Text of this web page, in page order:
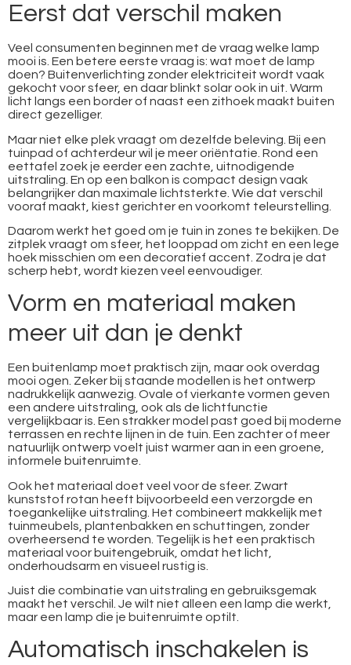
Eerst dat verschil maken
Veel consumenten beginnen met de vraag welke lamp
mooi is. Een betere eerste vraag is: wat moet de lamp
doen? Buitenverlichting zonder elektriciteit wordt vaak
gekocht voor sfeer, en daar blinkt solar ook in uit. Warm
licht langs een border of naast een zithoek maakt buiten
direct gezelliger.
Maar niet elke plek vraagt om dezelfde beleving. Bij een
tuinpad of achterdeur wil je meer oriëntatie. Rond een
eettafel zoek je eerder een zachte, uitnodigende
uitstraling. En op een balkon is compact design vaak
belangrijker dan maximale lichtsterkte. Wie dat verschil
vooraf maakt, kiest gerichter en voorkomt teleurstelling.
Daarom werkt het goed om je tuin in zones te bekijken. De
zitplek vraagt om sfeer, het looppad om zicht en een lege
hoek misschien om een decoratief accent. Zodra je dat
scherp hebt, wordt kiezen veel eenvoudiger.
Vorm en materiaal maken
meer uit dan je denkt
Een buitenlamp moet praktisch zijn, maar ook overdag
mooi ogen. Zeker bij staande modellen is het ontwerp
nadrukkelijk aanwezig. Ovale of vierkante vormen geven
een andere uitstraling, ook als de lichtfunctie
vergelijkbaar is. Een strakker model past goed bij moderne
terrassen en rechte lijnen in de tuin. Een zachter of meer
natuurlijk ontwerp voelt juist warmer aan in een groene,
informele buitenruimte.
Ook het materiaal doet veel voor de sfeer. Zwart
kunststof rotan heeft bijvoorbeeld een verzorgde en
toegankelijke uitstraling. Het combineert makkelijk met
tuinmeubels, plantenbakken en schuttingen, zonder
overheersend te worden. Tegelijk is het een praktisch
materiaal voor buitengebruik, omdat het licht,
onderhoudsarm en visueel rustig is.
Juist die combinatie van uitstraling en gebruiksgemak
maakt het verschil. Je wilt niet alleen een lamp die werkt,
maar een lamp die je buitenruimte optilt.
Automatisch inschakelen is